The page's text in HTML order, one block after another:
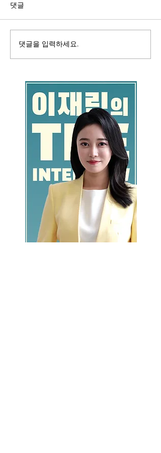
댓글
댓글을 입력하세요.